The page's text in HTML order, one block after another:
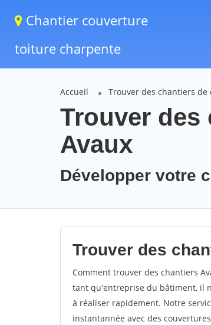
Chantier couverture
toiture charpente
Accueil Trouver des chantiers
Trouver des
Avaux
Développer votre
Trouver des
Comment trouver des chantiers
tant qu'entreprise du bâtiment, il
à réaliser rapidement. Notre
instantannée avec des